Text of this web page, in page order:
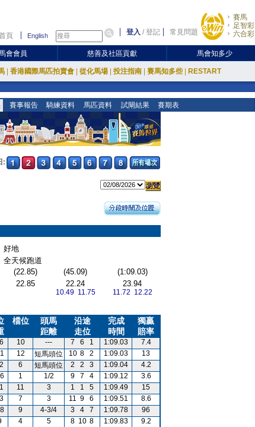
頁 English 登入 /登記 常見問題
賽馬
足智彩
六合彩
會會員 慈善及社區貢獻 馬會知多少
香港國際馬匹拍賣會 從化馬場 投注指南 賽馬知多些 RESTART
賽事報告 騎練資料 馬匹資料 試閘結果 賽期表
:
好地
全天候跑道
(22.85) (45.09)
(1:09.03)
22.85 22.24
10.49 11.75
23.94
11.72 12.22
檔位
頭馬
距離
沿途
走位
完成
時間
獨贏
賠率
10 --- 7 6 1 1:09.03
7.4
12 短馬頭位 10 8 2 1:09.03
13
6 短馬頭位 2 2 3 1:09.04
4.2
1 1/2 9 7 4 1:09.12
3.6
11 3 1 1 5 1:09.49
15
7 3 11 9 6 1:09.51
8.6
9 4-3/4 3 4 7 1:09.78
96
4 5 8 10 8 1:09.83
9.2